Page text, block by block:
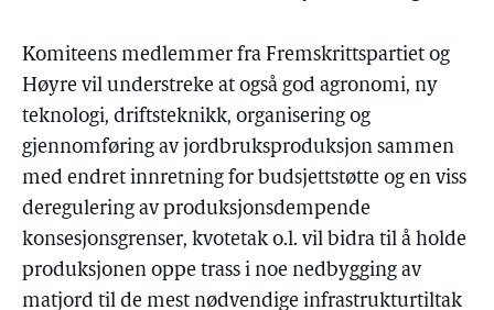
Komiteens medlemmer fra Fremskrittspartiet og
Høyre vil understreke at også god agronomi, ny
teknologi, driftsteknikk, organisering og
gjennomføring av jordbruksproduksjon sammen
med endret innretning for budsjettstøtte og en viss
deregulering av produksjonsdempende
konsesjonsgrenser, kvotetak o.l. vil bidra til å holde
produksjonen oppe trass i noe nedbygging av
matjord til de mest nødvendige infrastrukturtiltak